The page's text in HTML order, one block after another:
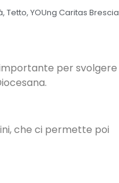
, Tetto, YOUng Caritas Brescia
per svolgere
che ci permette poi